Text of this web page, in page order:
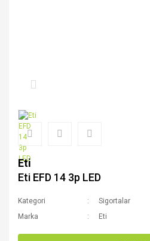
Eti
Eti EFD 14 3p LED
Kategori
Sigortalar
Marka
Eti